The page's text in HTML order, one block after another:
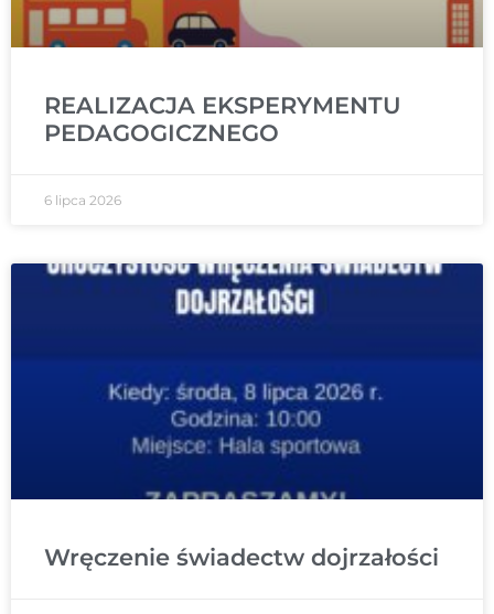
REALIZACJA EKSPERYMENTU
PEDAGOGICZNEGO
6 lipca 2026
Wręczenie świadectw dojrzałości